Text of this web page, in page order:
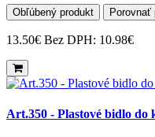
Obľúbený produkt Porovnať
13.50€ Bez DPH: 10.98€
Art.350 - Plastové bidlo do